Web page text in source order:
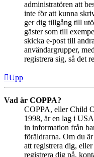
administratören att
inte för att kunna
ger dig tillgång till
gäster som till
skicka e-post till
användargrupper,
registrera sig, så det
Upp
Vad är COPPA?
COPPA, eller Child
1998, är en lag i
in information från
föräldrarna. Om du
att registrera dig,
registrera dig på,